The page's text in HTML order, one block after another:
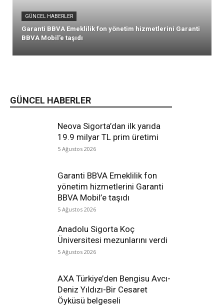
GÜNCEL HABERLER
Neova Sigorta’dan ilk yarıda
19.9 milyar TL prim üretimi
5 Ağustos 2026
Garanti BBVA Emeklilik fon
yönetim hizmetlerini Garanti
BBVA Mobil’e taşıdı
5 Ağustos 2026
Anadolu Sigorta Koç
Üniversitesi mezunlarını verdi
5 Ağustos 2026
AXA Türkiye’den Bengisu Avcı-
Deniz Yıldızı-Bir Cesaret
Öyküsü belgeseli
GÜNCEL HABERLER
Garanti BBVA Emeklilik fon yönetim hizmetlerini Garanti
BBVA Mobil’e taşıdı